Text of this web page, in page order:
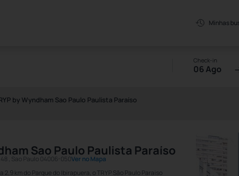
Minhas
Check-in
06 Ago
by Wyndham Sao Paulo Paulista Paraíso
Sao Paulo Paulista Paraíso
, Sao Paulo 04006-050Ver no Mapa
2,9 km do Parque do Ibirapuera, o TRYP São Paulo Paraiso